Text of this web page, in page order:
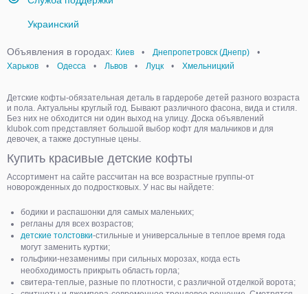
Украинский
Объявления в городах: Киев • Днепропетровск (Днепр)
•
Харьков
• Одесса • Львов • Луцк • Хмельницкий
Детские кофты-обязательная деталь в гардеробе детей разного возраста
и пола. Актуальны круглый год. Бывают различного фасона, вида и стиля.
Без них не обходится ни один выход на улицу. Доска объявлений
klubok.com представляет большой выбор кофт для мальчиков и для
девочек, а также доступные цены.
Купить красивые детские кофты
Ассортимент на сайте рассчитан на все возрастные группы-от
новорожденных до подростковых. У нас вы найдете:
бодики и распашонки для самых маленьких;
регланы для всех возрастов;
детские толстовки-стильные и универсальные в теплое время года
могут заменить куртки;
гольфики-незаменимы при сильных морозах, когда есть
необходимость прикрыть область горла;
свитера-теплые, разные по плотности, с различной отделкой ворота;